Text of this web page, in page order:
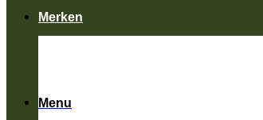
Menu
Merken